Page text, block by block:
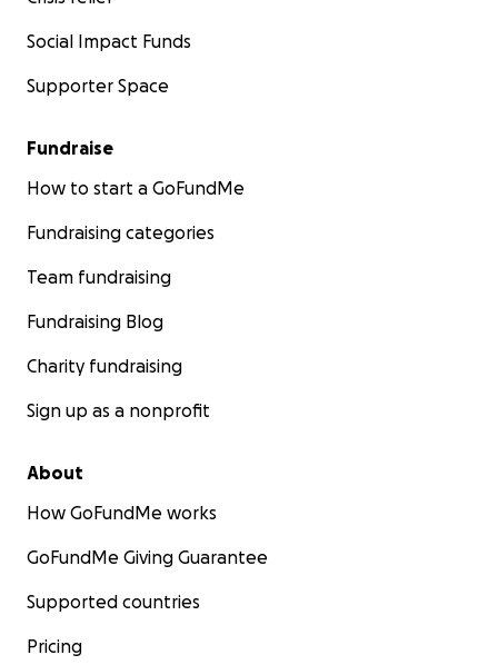
Social Impact Funds
Supporter Space
Fundraise
How to start a GoFundMe
Fundraising categories
Team fundraising
Fundraising Blog
Charity fundraising
Sign up as a nonprofit
About
How GoFundMe works
GoFundMe Giving Guarantee
Supported countries
Pricing